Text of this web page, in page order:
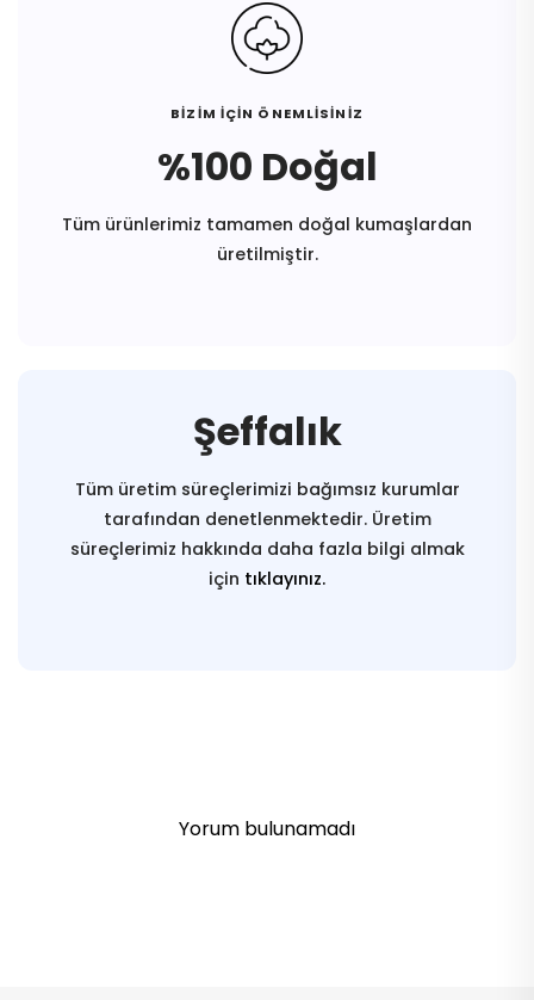
BİZİM İÇİN ÖNEMLİSİNİZ
%100 Doğal
Tüm ürünlerimiz tamamen doğal kumaşlardan
üretilmiştir.
Şeffalık
Tüm üretim süreçlerimizi bağımsız kurumlar
tarafından denetlenmektedir. Üretim
süreçlerimiz hakkında daha fazla bilgi almak
için tıklayınız.
Yorum bulunamadı